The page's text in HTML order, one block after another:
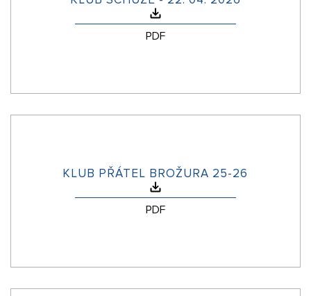
PDF
KLUB PŘÁTEL BROŽURA 25-26
PDF